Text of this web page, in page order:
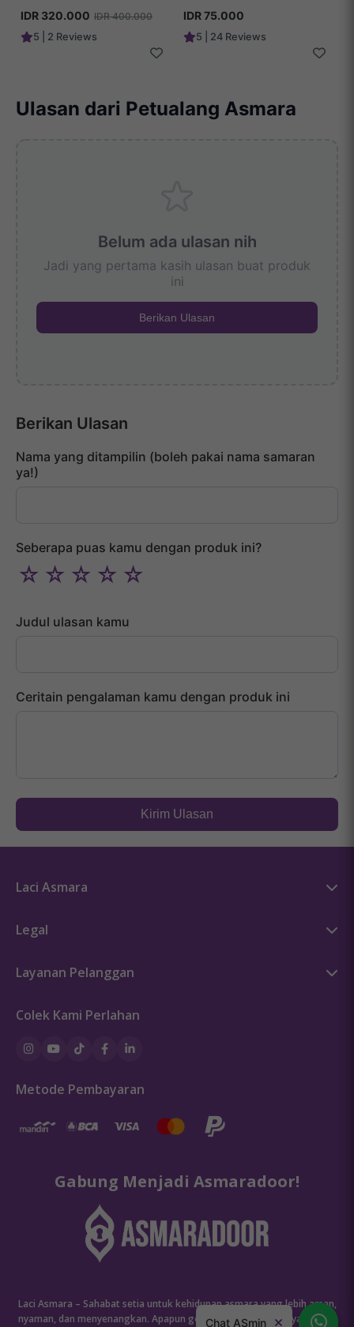
IDR 320.000 IDR 400.000
5 | 2 Reviews
IDR 75.000
5 | 24 Reviews
Ulasan dari Petualang Asmara
Belum ada ulasan nih
Jadi yang pertama kasih ulasan buat produk
ini
Berikan Ulasan
Berikan Ulasan
Nama yang ditampilin (boleh pakai nama samaran
ya!)
Seberapa puas kamu dengan produk ini?
☆
☆
☆
☆
☆
Judul ulasan kamu
Ceritain pengalaman kamu dengan produk ini
Kirim Ulasan
Laci Asmara
Sex Education
Legal
Kebijakan Cookie
Ketentuan Promosi
Layanan Pelanggan
Pembayaran
Pengemasan dan Pengiriman
Colek Kami Perlahan
Metode Pembayaran
Gabung Menjadi Asmaradoor!
Laci Asmara – Sahabat setia untuk kehidupan asmara yang lebih aman,
nyaman, dan menyenangkan. Apapun gender atau orientasinya, semua
Chat ASmin